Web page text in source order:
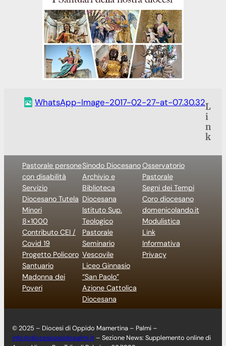
WhatsApp-Image-2017-02-27-at-07.30.32L
i
n
k
Pastorale persone
con disabilità
Servizio
Diocesano Tutela
Minori
8×1000
Contributo CEI /
Covid 19
Progetto Policoro
Santuario
Madonna dei
Poveri
Sinodo Diocesano
Archivio e
Biblioteca
Diocesana
Istituto Sup.
Teologico
Pastorale
Seminario
Vescovile
Liceo Ginnasio
“San Paolo”
Azione Cattolica
Diocesana
Osservatorio
Pastorale
Segni dei Tempi
Coro diocesano
domenicolando.it
Modulistica
Link
Informativa
Privacy
© 2025 – Diocesi di Oppido Mamertina – Palmi –
info@diocesioppidopalmi.it – Sezione News: Supplemento online di